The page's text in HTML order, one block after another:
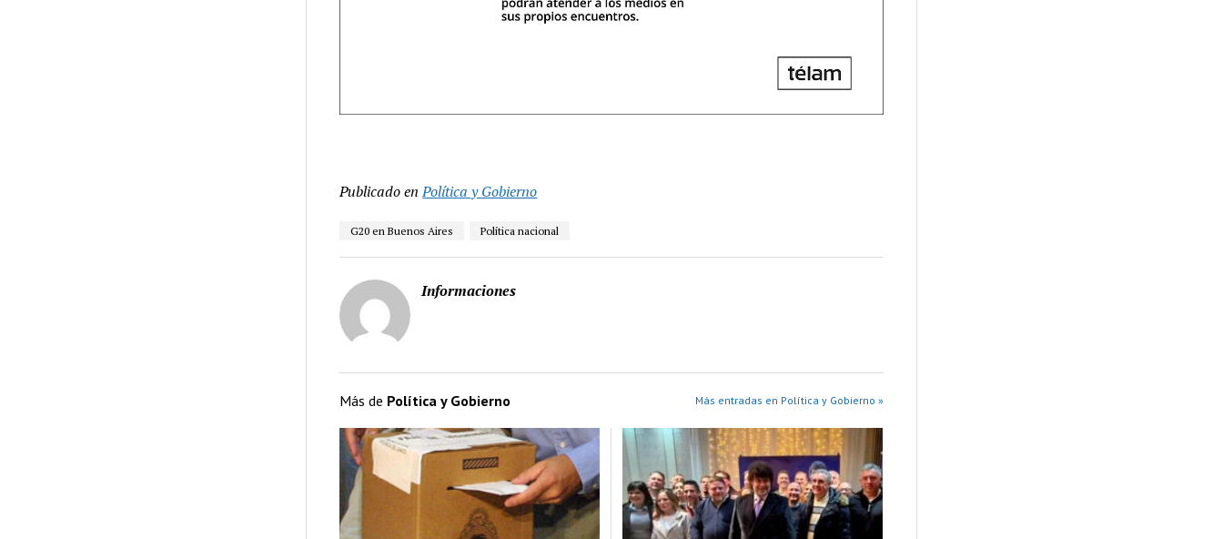
Publicado en Política y Gobierno
G20 en Buenos Aires Política nacional
Informaciones
Más de Política y Gobierno Más entradas en Política y Gobierno »